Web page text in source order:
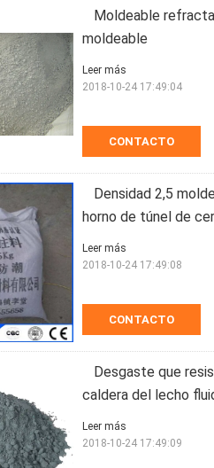
Moldeable
moldeable
CONTACTO
Leer más
2018-10-24 17:49:04
Densidad 2,5
horno de túnel de
CONTACTO
Leer más
2018-10-24 17:49:08
Desgaste que
caldera del lecho
Leer más
2018-10-24 17:49:09